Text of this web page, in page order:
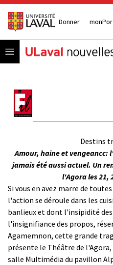
Donner
Open menu
Destins
Amour, haine et vengeancc:
jamais été aussi actuel. Un
l'Agora les 21,
Si vous en avez marre de
l'action se déroule dans les
banlieux et dont l'insipidité
l'insignifiance des propos,
Agamemnon, cette grande
présente le Théâtre de l'Agora,
salle Multimédia du pavillon